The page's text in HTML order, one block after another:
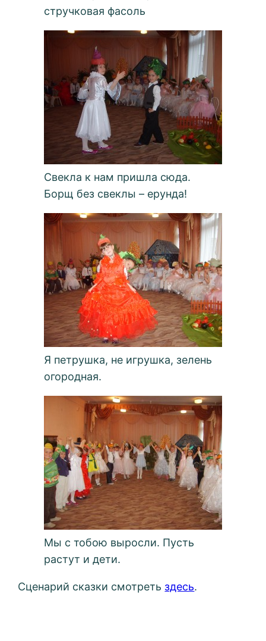
стручковая фасоль
Свекла к нам пришла сюда.
Борщ без свеклы – ерунда!
Я петрушка, не игрушка, зелень
огородная.
Мы с тобою выросли. Пусть
растут и дети.
Сценарий сказки смотреть здесь.